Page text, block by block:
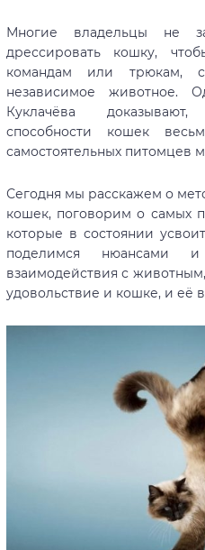
Многие владельцы не
дрессировать кошку,
командам или трюкам,
независимое животное.
Куклачёва
способности кошек
самостоятельных питомцев
Сегодня мы расскажем о
кошек, поговорим о самых
которые в состоянии
поделимся нюансами и
взаимодействия с
удовольствие и кошке, и её